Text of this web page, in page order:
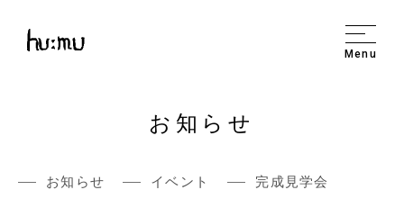
Menu
お知らせ
お知らせ イベント
完成見学会